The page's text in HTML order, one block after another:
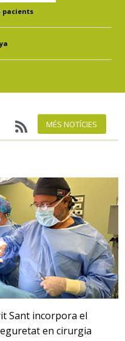
pacients
MÉS NOTÍCIES
Sant incorpora el
en cirurgia